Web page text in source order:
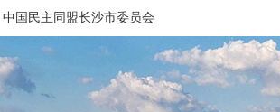
中国民主同盟长沙市委员会